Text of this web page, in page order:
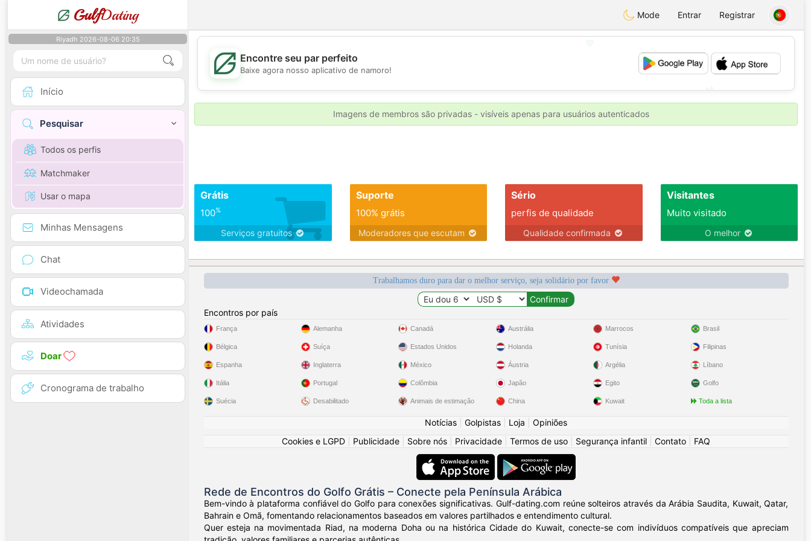
GulfDating Mode Entrar Registrar
Riyadh 2026-08-06 20:35
Início
Pesquisar
Todos os perfis
Matchmaker
Usar o mapa
Minhas Mensagens
Chat
Videochamada
Atividades
Doar
Cronograma de trabalho
💖
💕
Encontre seu par perfeito
Baixe agora nosso aplicativo de namoro!
Imagens de membros são privadas - visíveis apenas para usuários autenticados
Grátis
100%
Serviços gratuitos
Suporte
100% grátis
Moderadores que escutam
Sério
perfis de qualidade
Qualidade confirmada
Visitantes
Muito visitado
O melhor
Trabalhamos duro para dar o melhor serviço, seja solidário por favor
Encontros por país
França
Bélgica
Espanha
Itália
Suécia
Alemanha
Suíça
Inglaterra
Portugal
Desabilitado
Canadá
Estados Unidos
México
Colômbia
Animais de estimação
Austrália
Holanda
Áustria
Japão
China
Marrocos
Tunísia
Argélia
Egito
Kuwait
Brasil
Filipinas
Líbano
Golfo
Toda a lista
Notícias Golpistas Loja
Opiniões
Cookies e LGPD
Publicidade Sobre nós Privacidade Termos de uso Segurança infantil Contato FAQ
Rede de Encontros do Golfo Grátis – Conecte pela Península Arábica
Bem-vindo à plataforma confiável do Golfo para conexões significativas. Gulf-dating.com reúne solteiros através da Arábia Saudita, Kuwait, Qatar,
Bahrain e Omã, fomentando relacionamentos baseados em valores partilhados e entendimento cultural.
Quer esteja na movimentada Riad, na moderna Doha ou na histórica Cidade do Kuwait, conecte-se com indivíduos compatíveis que apreciam